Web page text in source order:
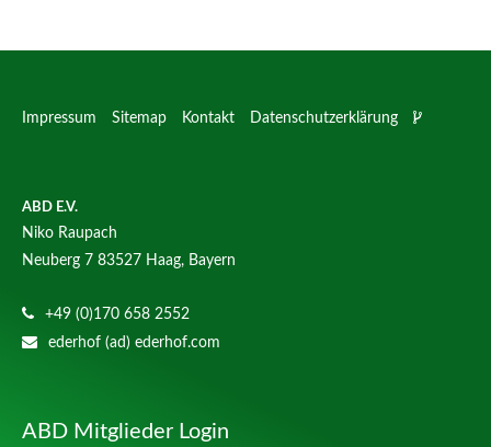
Impressum Sitemap Kontakt Datenschutzerklärung
ABD E.V.
Niko Raupach
Neuberg 7 83527 Haag, Bayern
+49 (0)170 658 2552
ederhof (ad) ederhof.com
ABD Mitglieder Login